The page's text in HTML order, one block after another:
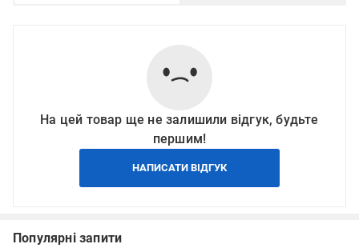
На цей товар ще не залишили відгук, будьте
першим!
НАПИСАТИ ВІДГУК
Популярні запити